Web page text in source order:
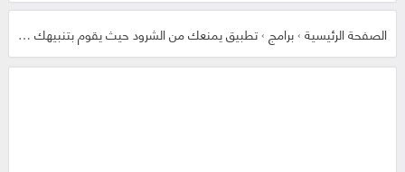
الصفحة الرئيسية›برامج›تطبيق يمنعك من الشرود حيث يقوم بتنبيهك عند التوقف عن القراءة من خلال اصدار صوت